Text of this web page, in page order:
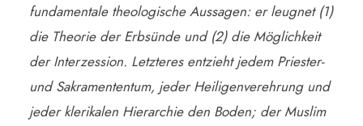
fundamentale theologische Aussagen: er leugnet (1)
die Theorie der Erbsünde und (2) die Möglichkeit
der Interzession. Letzteres entzieht jedem Priester-
und Sakramententum, jeder Heiligenverehrung und
jeder klerikalen Hierarchie den Boden; der Muslim